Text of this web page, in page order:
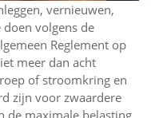
vernieuwen,
volgens de
Reglement op
meer dan acht
of stroomkring en
zijn voor zwaardere
de maximale belasting